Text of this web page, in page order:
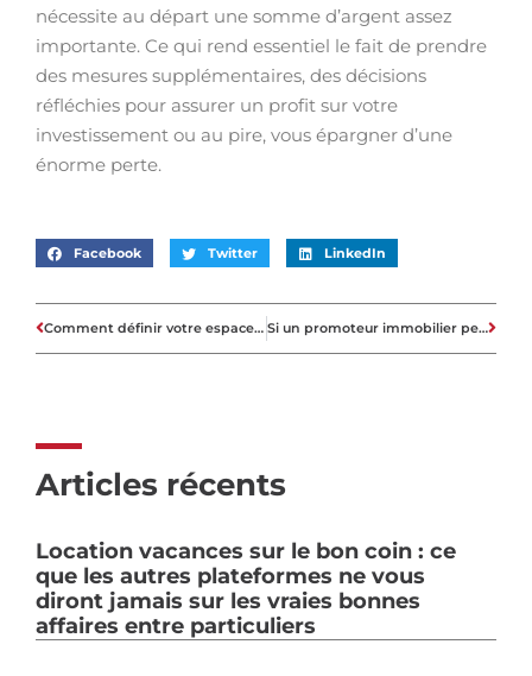
nécessite au départ une somme d’argent assez
importante. Ce qui rend essentiel le fait de prendre
des mesures supplémentaires, des décisions
réfléchies pour assurer un profit sur votre
investissement ou au pire, vous épargner d’une
énorme perte.
Facebook Twitter LinkedIn
Comment définir votre espace de jardin avec style Si un promoteur immobilier peut réussir son marketing immobilier, vous le pouvez aussi !
Articles récents
Location vacances sur le bon coin : ce
que les autres plateformes ne vous
diront jamais sur les vraies bonnes
affaires entre particuliers